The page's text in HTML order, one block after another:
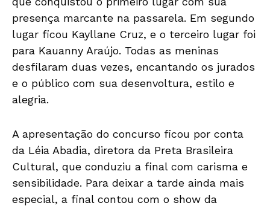
presença marcante na passarela. Em segundo
lugar ficou Kayllane Cruz, e o terceiro lugar foi
para Kauanny Araújo. Todas as meninas
desfilaram duas vezes, encantando os jurados
e o público com sua desenvoltura, estilo e
alegria.
A apresentação do concurso ficou por conta
da Léia Abadia, diretora da Preta Brasileira
Cultural, que conduziu a final com carisma e
sensibilidade. Para deixar a tarde ainda mais
especial, a final contou com o show da